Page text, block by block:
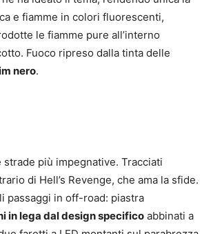
e fiamme in colori fluorescenti,
le fiamme pure all’interno
Fuoco ripreso dalla tinta delle
nero.
più impegnative. Tracciati
di Hell’s Revenge, che ama la sfide.
passaggi in off-road: piastra
in lega dal design specifico abbinati a